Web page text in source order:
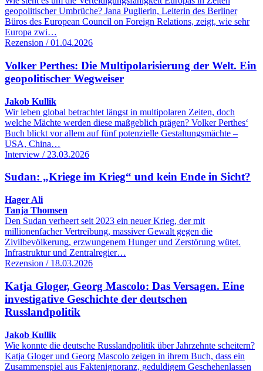
geopolitischer Umbrüche? Jana Puglierin, Leiterin des Berliner
Büros des European Council on Foreign Relations, zeigt, wie sehr
Europa zwi…
Rezension / 01.04.2026
Volker Perthes: Die Multipolarisierung der Welt. Ein
geopolitischer Wegweiser
Jakob Kullik
Wir leben global betrachtet längst in multipolaren Zeiten, doch
welche Mächte werden diese maßgeblich prägen? Volker Perthes‘
Buch blickt vor allem auf fünf potenzielle Gestaltungsmächte –
USA, China…
Interview / 23.03.2026
Sudan: „Kriege im Krieg“ und kein Ende in Sicht?
Hager Ali
Tanja Thomsen
Den Sudan verheert seit 2023 ein neuer Krieg, der mit
millionenfacher Vertreibung, massiver Gewalt gegen die
Zivilbevölkerung, erzwungenem Hunger und Zerstörung wütet.
Infrastruktur und Zentralregier…
Rezension / 18.03.2026
Katja Gloger, Georg Mascolo: Das Versagen. Eine
investigative Geschichte der deutschen
Russlandpolitik
Jakob Kullik
Wie konnte die deutsche Russlandpolitik über Jahrzehnte scheitern?
Katja Gloger und Georg Mascolo zeigen in ihrem Buch, dass ein
Zusammenspiel aus Faktenignoranz, geduldigem Geschehenlassen